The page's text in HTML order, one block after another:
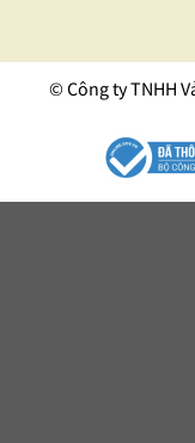
© Công ty TNHH